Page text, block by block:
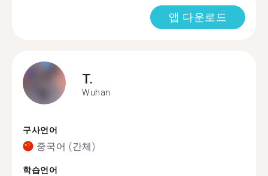
앱 다운로드
T.
Wuhan
구사언어
중국어 (간체)
학습언어